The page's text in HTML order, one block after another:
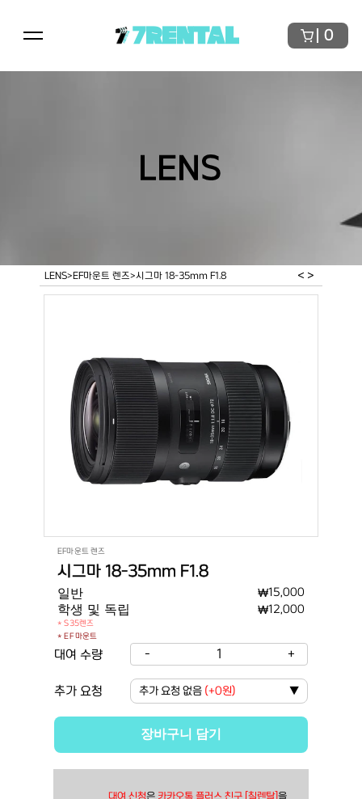
LENS
LENS>EF마운트 렌즈>시그마 18-35mm F1.8 < >
EF마운트 렌즈
시그마 18-35mm F1.8
일반 ₩15,000
학생 및 독립 ₩12,000
* S35렌즈
* EF 마운트
대여 수량 - 1 +
추가 요청 추가 요청 없음 (+0원) ▼
장바구니 담기
대여 신청은 카카오톡 플러스 친구 [칠렌탈] 을
7RENTAL 0